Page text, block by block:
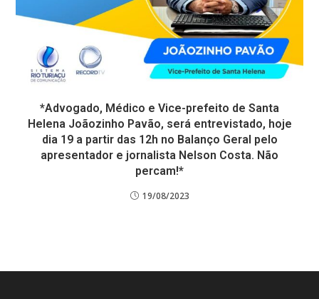
*Advogado, Médico e Vice-prefeito de Santa
Helena Joãozinho Pavão, será entrevistado, hoje
dia 19 a partir das 12h no Balanço Geral pelo
apresentador e jornalista Nelson Costa. Não
percam!*
19/08/2023